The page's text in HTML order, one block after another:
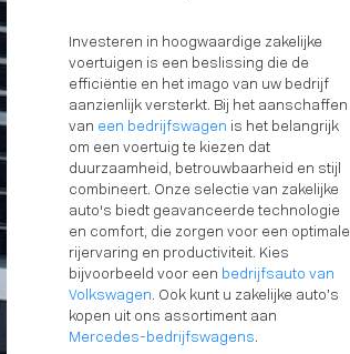
Investeren in hoogwaardige zakelijke
voertuigen is een beslissing die de
efficiëntie en het imago van uw bedrijf
aanzienlijk versterkt. Bij het aanschaffen
van een bedrijfswagen is het belangrijk
om een voertuig te kiezen dat
duurzaamheid, betrouwbaarheid en stijl
combineert. Onze selectie van zakelijke
auto's biedt geavanceerde technologie
en comfort, die zorgen voor een optimale
rijervaring en productiviteit. Kies
bijvoorbeeld voor een bedrijfsauto van
Volkswagen. Ook kunt u zakelijke auto’s
kopen uit ons assortiment aan
Mercedes-bedrijfswagens.